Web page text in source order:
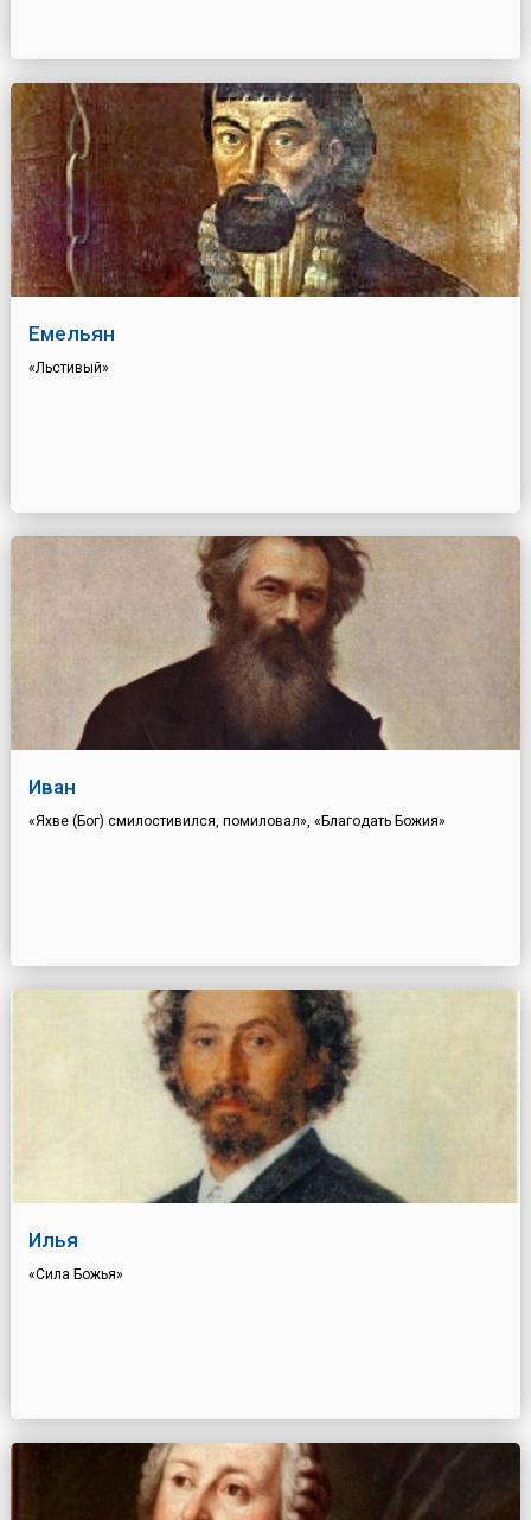
Емельян
«Льстивый»
Иван
«Яхве (Бог) смилостивился, помиловал», «Благодать Божия»
Илья
«Сила Божья»